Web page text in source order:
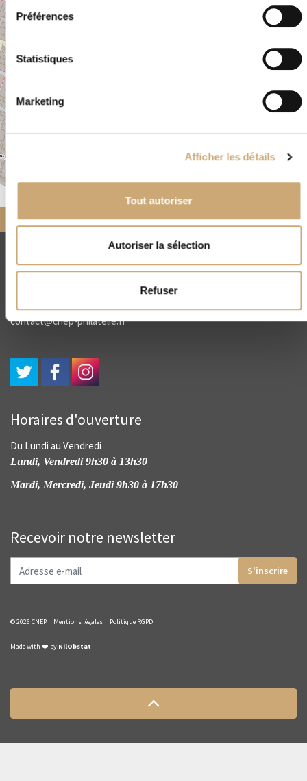
Préférences
Statistiques
Marketing
Afficher les détails
Tout autoriser
Autoriser la sélection
Refuser
Leaflet|©OpenStreetMap
Accueil Nos négociants partenaires THEODORE CHAMPION
CNEP
contact@cnep-philatelie.fr
Horaires d'ouverture
Du Lundi au Vendredi
Lundi, Vendredi 9h30 à 13h30
Mardi, Mercredi, Jeudi 9h30 à 17h30
Recevoir notre newsletter
S'inscrire
© 2026 CNEP Mentions légales Politique RGPD
Made with ❤️ by NilObstat